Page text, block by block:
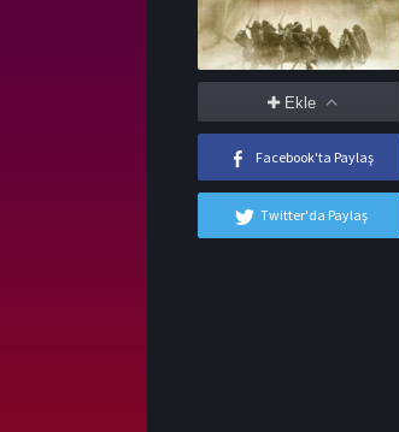
Ekle
Facebook'ta Paylaş
Twitter'da Paylaş